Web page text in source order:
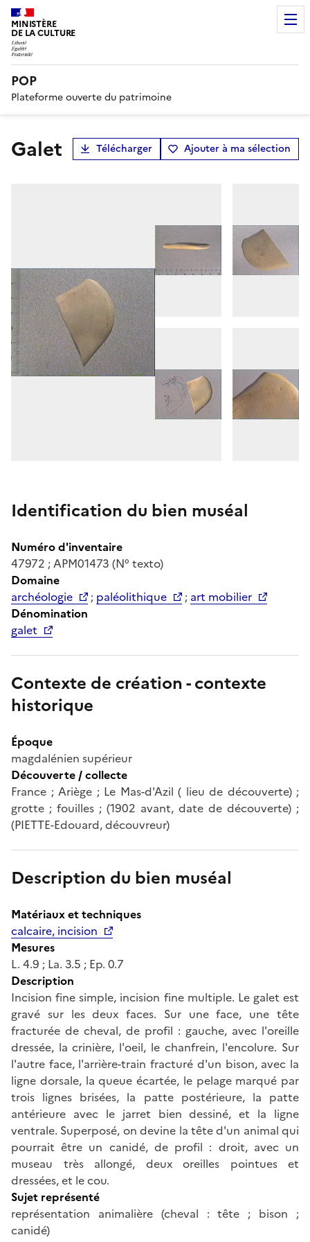
MINISTÈRE
DE LA CULTURE
POP
Plateforme ouverte du patrimoine
galet Télécharger Ajouter à ma sélection
Identification du bien muséal
Numéro d'inventaire
47972 ; APM01473 (N° texto)
Domaine
archéologie
; paléolithique ; art mobilier
Dénomination
galet
Contexte de création - contexte
historique
Époque
magdalénien supérieur
Découverte / collecte
France ; Ariège ; Le Mas-d'Azil ( lieu de découverte) ;
grotte ; fouilles ; (1902 avant, date de découverte) ;
(PIETTE-Edouard, découvreur)
Description du bien muséal
Matériaux et techniques
calcaire, incision
Mesures
L. 4.9 ; La. 3.5 ; Ep. 0.7
Description
Incision fine simple, incision fine multiple. Le galet est
gravé sur les deux faces. Sur une face, une tête
fracturée de cheval, de profil : gauche, avec l'oreille
dressée, la crinière, l'oeil, le chanfrein, l'encolure. Sur
l'autre face, l'arrière-train fracturé d'un bison, avec la
ligne dorsale, la queue écartée, le pelage marqué par
trois lignes brisées, la patte postérieure, la patte
antérieure avec le jarret bien dessiné, et la ligne
ventrale. Superposé, on devine la tête d'un animal qui
pourrait être un canidé, de profil : droit, avec un
museau très allongé, deux oreilles pointues et
dressées, et le cou.
Sujet représenté
représentation animalière (cheval : tête ; bison ;
canidé)